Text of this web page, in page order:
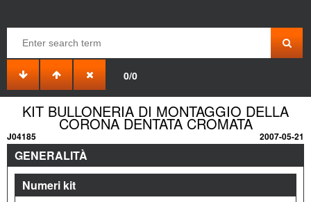
0/0
KIT BULLONERIA DI MONTAGGIO DELLA
CORONA DENTATA CROMATA
J04185 2007-05-21
GENERALITÀ
Numeri kit